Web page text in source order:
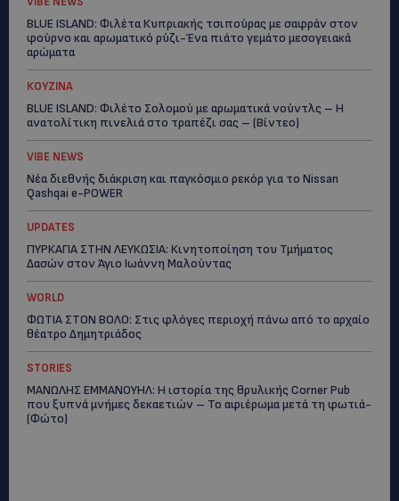
BLUE ISLAND: Φιλέτα Κυπριακής τσιπούρας με σαφράν στον
φούρνο και αρωματικό ρύζι-Ένα πιάτο γεμάτο μεσογειακά
αρώματα
ΚΟΥΖΙΝΑ
BLUE ISLAND: Φιλέτο Σολομού με αρωματικά νούντλς – Η
ανατολίτικη πινελιά στο τραπέζι σας – (Βίντεο)
VIBE NEWS
Νέα διεθνής διάκριση και παγκόσμιο ρεκόρ για το Nissan
Qashqai e-POWER
UPDATES
ΠΥΡΚΑΓΙΑ ΣΤΗΝ ΛΕΥΚΩΣΙΑ: Κινητοποίηση του Τμήματος
Δασών στον Άγιο Ιωάννη Μαλούντας
WORLD
ΦΩΤΙΑ ΣΤΟΝ ΒΟΛΟ: Στις φλόγες περιοχή πάνω από το αρχαίο
θέατρο Δημητριάδος
STORIES
ΜΑΝΩΛΗΣ ΕΜΜΑΝΟΥΗΛ: Η ιστορία της θρυλικής Corner Pub
που ξυπνά μνήμες δεκαετιών – Το αφιέρωμα μετά τη φωτιά-
(Φώτο)